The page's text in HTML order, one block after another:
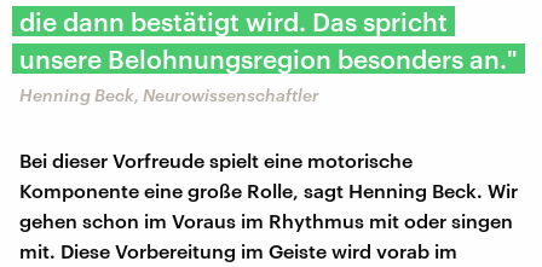
die dann bestätigt wird. Das spricht
unsere Belohnungsregion besonders an."
Henning Beck, Neurowissenschaftler
Bei dieser Vorfreude spielt eine motorische
Komponente eine große Rolle, sagt Henning Beck. Wir
gehen schon im Voraus im Rhythmus mit oder singen
mit. Diese Vorbereitung im Geiste wird vorab im